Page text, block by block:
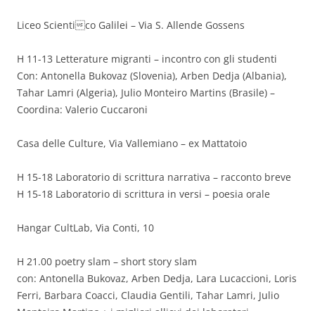
Liceo Scientico Galilei – Via S. Allende Gossens
H 11-13 Letterature migranti – incontro con gli studenti
Con: Antonella Bukovaz (Slovenia), Arben Dedja (Albania),
Tahar Lamri (Algeria), Julio Monteiro Martins (Brasile) –
Coordina: Valerio Cuccaroni
Casa delle Culture, Via Vallemiano – ex Mattatoio
H 15-18 Laboratorio di scrittura narrativa – racconto breve
H 15-18 Laboratorio di scrittura in versi – poesia orale
Hangar CultLab, Via Conti, 10
H 21.00 poetry slam – short story slam
con: Antonella Bukovaz, Arben Dedja, Lara Lucaccioni, Loris
Ferri, Barbara Coacci, Claudia Gentili, Tahar Lamri, Julio